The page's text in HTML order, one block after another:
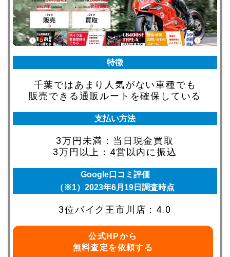
特徴
千葉ではあまり人気がない車種でも
販売できる通販ルートを確保している
支払い方法
3万円未満：当日現金買取
3万円以上：4営以内に振込
Google口コミ評価
（※1）2023年6月19日調査時点
3位バイク王市川店：4.0
公式HPから
無料査定を依頼する